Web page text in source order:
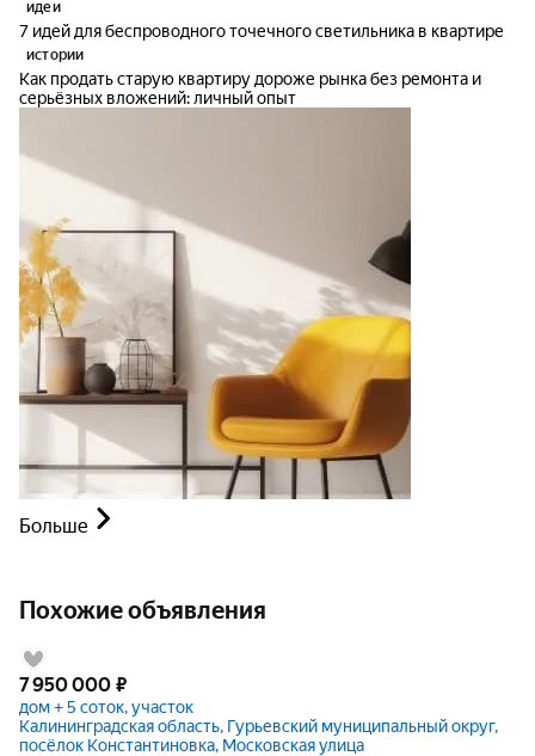
идеи
7 идей для беспроводного точечного светильника в квартире
истории
Как продать старую квартиру дороже рынка без ремонта и
серьёзных вложений: личный опыт
Больше
Похожие объявления
7 950 000 ₽
дом + 5 соток, участок
Калининградская область, Гурьевский муниципальный округ,
посёлок Константиновка, Московская улица